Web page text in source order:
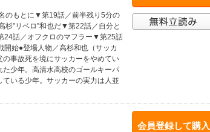
のもとに▼第19話／前半残り5分の
”リベロ”和也だ▼第22話／自分と
24話／オフクロのマフラー▼第25話
始●登場人物／高杉和也（サッカ
事故死を境にサッカーをやめてい
少年。高清水高校のゴールキーパ
いる少年。サッカーの実力は人並
会員登録して購入